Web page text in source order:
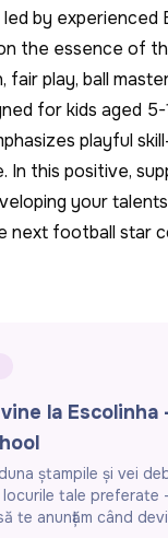
by experienced
the essence of
fair play, ball
for kids aged 5-
playful
In this positive,
your
next football star
la Escolinha
ștampile și vei
locurile tale preferate
te anunțăm când